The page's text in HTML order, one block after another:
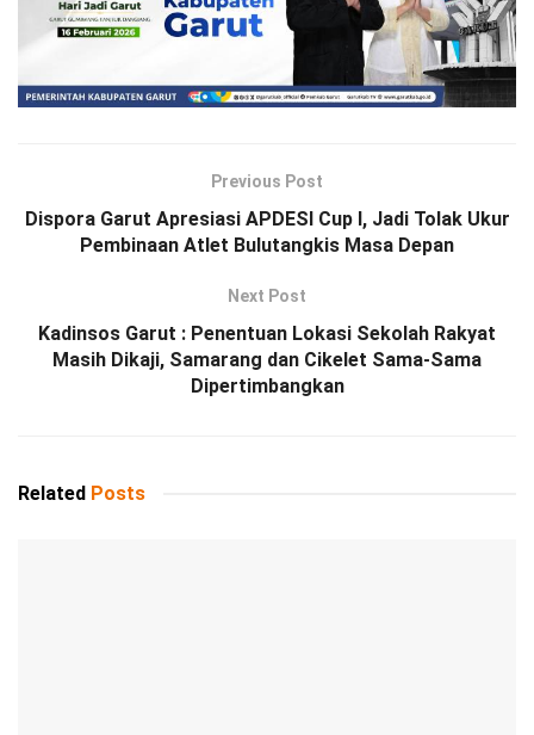
Previous Post
Dispora Garut Apresiasi APDESI Cup I, Jadi Tolak Ukur
Pembinaan Atlet Bulutangkis Masa Depan
Next Post
Kadinsos Garut : Penentuan Lokasi Sekolah Rakyat
Masih Dikaji, Samarang dan Cikelet Sama-Sama
Dipertimbangkan
Related Posts